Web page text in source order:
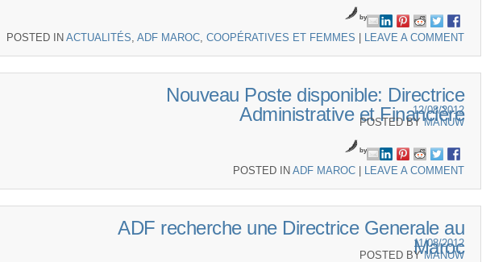
by
POSTED IN ACTUALITÉS, ADF MAROC, COOPÉRATIVES ET FEMMES LEAVE A COMMENT
Nouveau Poste disponible: Directrice
Administrative et Financière
12/08/2012
POSTED BYMANUW
by
POSTED IN ADF MAROC LEAVE A COMMENT
ADF recherche une Directrice Generale au
Maroc
11/08/2012
POSTED BY MANUW